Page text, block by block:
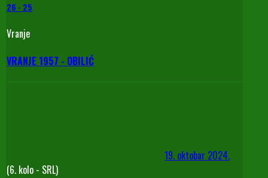
26 - 25
Vranje
VRANJE 1957 - OBILIĆ
19. oktobar 2024.
(6. kolo - SRL)